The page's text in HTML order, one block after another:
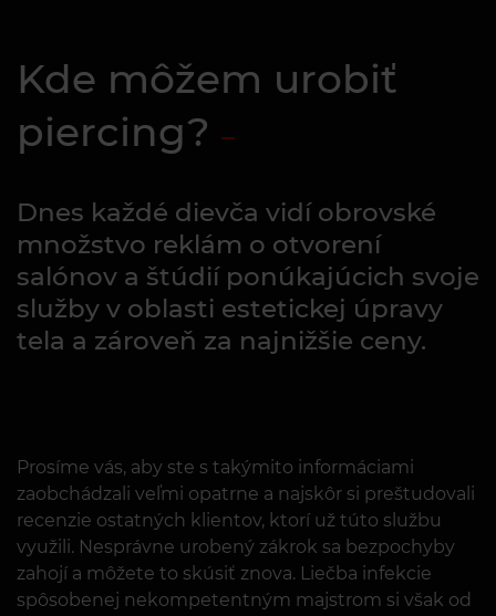
Kde môžem urobiť
piercing?
Dnes každé dievča vidí obrovské
množstvo reklám o otvorení
salónov a štúdií ponúkajúcich svoje
služby v oblasti estetickej úpravy
tela a zároveň za najnižšie ceny.
Prosíme vás, aby ste s takýmito informáciami
zaobchádzali veľmi opatrne a najskôr si preštudovali
recenzie ostatných klientov, ktorí už túto službu
využili. Nesprávne urobený zákrok sa bezpochyby
zahojí a môžete to skúsiť znova. Liečba infekcie
spôsobenej nekompetentným majstrom si však od